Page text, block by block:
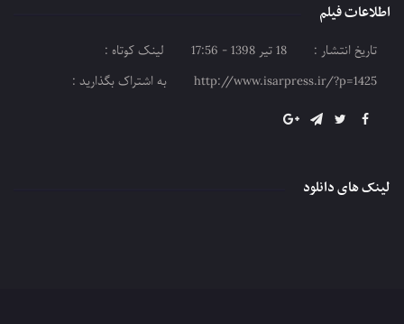
خادمین شهدا
اطلاعات فیلم
تاریخ انتشار : 18 تیر 1398 - 17:56
لینک کوتاه :
http://www.isarpress.ir/?p=1425
به اشتراک بگذارید :
لینک های دانلود